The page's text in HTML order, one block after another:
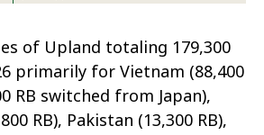
of Upland totaling 179,300
primarily for Vietnam (88,400
RB switched from Japan),
RB), Pakistan (13,300 RB),